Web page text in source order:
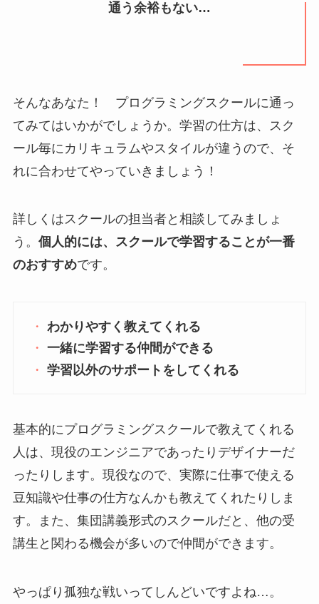
通う余裕もない…
そんなあなた！ プログラミングスクールに通っ
てみてはいかがでしょうか。学習の仕方は、スク
ール毎にカリキュラムやスタイルが違うので、そ
れに合わせてやっていきましょう！
詳しくはスクールの担当者と相談してみましょ
う。 個人的には、スクールで学習することが一番
のおすすめです。
わかりやすく教えてくれる
一緒に学習する仲間ができる
学習以外のサポートをしてくれる
基本的にプログラミングスクールで教えてくれる
人は、現役のエンジニアであったりデザイナーだ
ったりします。現役なので、実際に仕事で使える
豆知識や仕事の仕方なんかも教えてくれたりしま
す。また、集団講義形式のスクールだと、他の受
講生と関わる機会が多いので仲間ができます。
やっぱり孤独な戦いってしんどいですよね…。